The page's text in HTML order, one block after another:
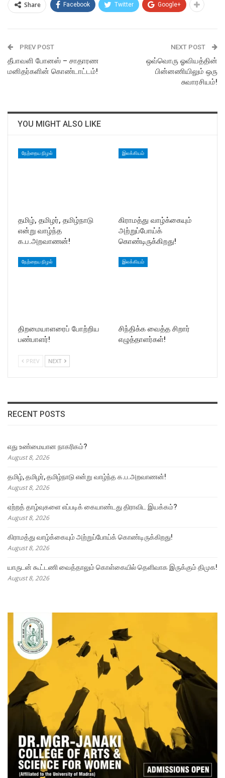
Share Facebook Twitter Google+
PREV POST
தீபாவளி போனஸ் – சாதாரண
மனிதர்களின் கொண்டாட்டம்!
NEXT POST
ஒவ்வொரு ஓவியத்தின்
பின்னணியிலும் ஒரு
சுவாரசியம்!
YOU MIGHT ALSO LIKE
நேற்றைய நிழல்
தமிழ், தமிழர், தமிழ்நாடு
என்று வாழ்ந்த
க.ப.அறவாணன்!
இலக்கியம்
கிராமத்து வாழ்க்கையும்
அற்றுப்போய்க்
கொண்டிருக்கிறது!
நேற்றைய நிழல்
திறமையாளரைப் போற்றிய
பண்பாளர்!
இலக்கியம்
சிந்திக்க வைத்த சிறார்
எழுத்தாளர்கள்!
PREV NEXT
RECENT POSTS
எது உண்மையான நாகரிகம்?
August 8, 2026
தமிழ், தமிழர், தமிழ்நாடு என்று வாழ்ந்த க.ப.அறவாணன்!
August 8, 2026
ஏற்றத் தாழ்வுகளை எப்படிக் கையாண்டது திராவிட இயக்கம்?
August 8, 2026
கிராமத்து வாழ்க்கையும் அற்றுப்போய்க் கொண்டிருக்கிறது!
August 8, 2026
யாருடன் கூட்டணி வைத்தாலும் கொள்கையில் தெளிவாக இருக்கும் திமுக!
August 8, 2026